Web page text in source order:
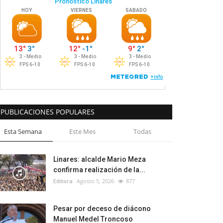
PUBLICACIONES POPULARES
Esta Semana Este Mes Todas
Linares: alcalde Mario Meza
confirma realización de la...
Editora Agosto 5, 2026 877
Pesar por deceso de diácono
Manuel Medel Troncoso